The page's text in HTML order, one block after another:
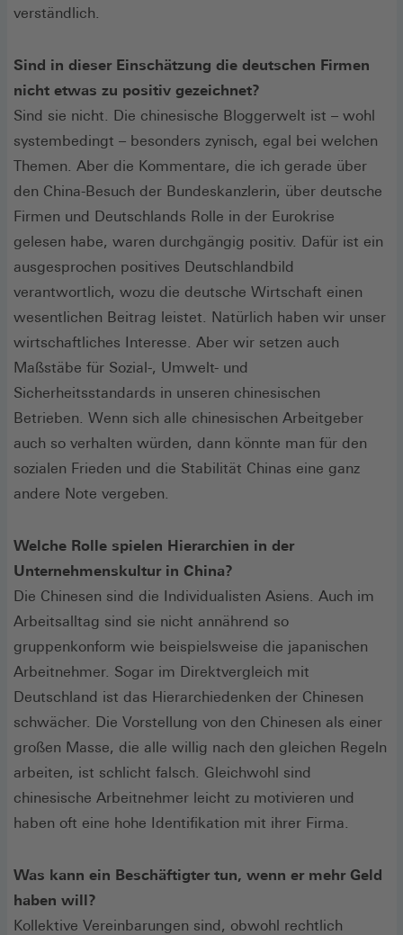
verständlich.
Sind in dieser Einschätzung die deutschen Firmen
nicht etwas zu positiv gezeichnet?
Sind sie nicht. Die chinesische Bloggerwelt ist – wohl
systembedingt – besonders zynisch, egal bei welchen
Themen. Aber die Kommentare, die ich gerade über
den China-Besuch der Bundeskanzlerin, über deutsche
Firmen und Deutschlands Rolle in der Eurokrise
gelesen habe, waren durchgängig positiv. Dafür ist ein
ausgesprochen positives Deutschlandbild
verantwortlich, wozu die deutsche Wirtschaft einen
wesentlichen Beitrag leistet. Natürlich haben wir unser
wirtschaftliches Interesse. Aber wir setzen auch
Maßstäbe für Sozial-, Umwelt- und
Sicherheitsstandards in unseren chinesischen
Betrieben. Wenn sich alle chinesischen Arbeitgeber
auch so verhalten würden, dann könnte man für den
sozialen Frieden und die Stabilität Chinas eine ganz
andere Note vergeben.
Welche Rolle spielen Hierarchien in der
Unternehmenskultur in China?
Die Chinesen sind die Individualisten Asiens. Auch im
Arbeitsalltag sind sie nicht annährend so
gruppenkonform wie beispielsweise die japanischen
Arbeitnehmer. Sogar im Direktvergleich mit
Deutschland ist das Hierarchiedenken der Chinesen
schwächer. Die Vorstellung von den Chinesen als einer
großen Masse, die alle willig nach den gleichen Regeln
arbeiten, ist schlicht falsch. Gleichwohl sind
chinesische Arbeitnehmer leicht zu motivieren und
haben oft eine hohe Identifikation mit ihrer Firma.
Was kann ein Beschäftigter tun, wenn er mehr Geld
haben will?
Kollektive Vereinbarungen sind, obwohl rechtlich